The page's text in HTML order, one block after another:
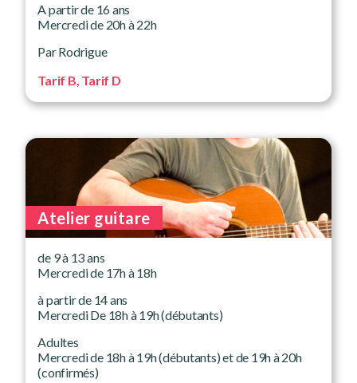
A partir de 16 ans
Mercredi de 20h à 22h
Par Rodrigue
Tarif B, Tarif D
Atelier guitare
de 9 à 13 ans
Mercredi de 17h à 18h
à partir de 14 ans
Mercredi De 18h à 19h (débutants)
Adultes
Mercredi de 18h à 19h (débutants) et de 19h à 20h
(confirmés)